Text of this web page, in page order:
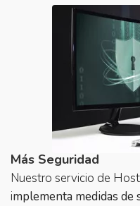
Más Seguridad
Nuestro servicio de
implementa medidas